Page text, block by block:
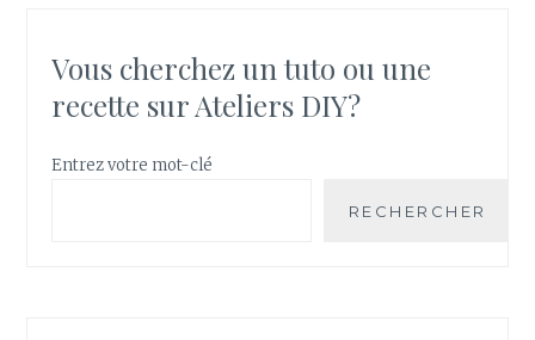
Vous cherchez un tuto ou une
recette sur Ateliers DIY?
Entrez votre mot-clé
RECHERCHER